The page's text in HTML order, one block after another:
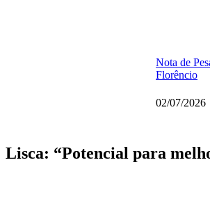
Nota de
Florêncio
02/07/2026
Lisca: “Potencial para